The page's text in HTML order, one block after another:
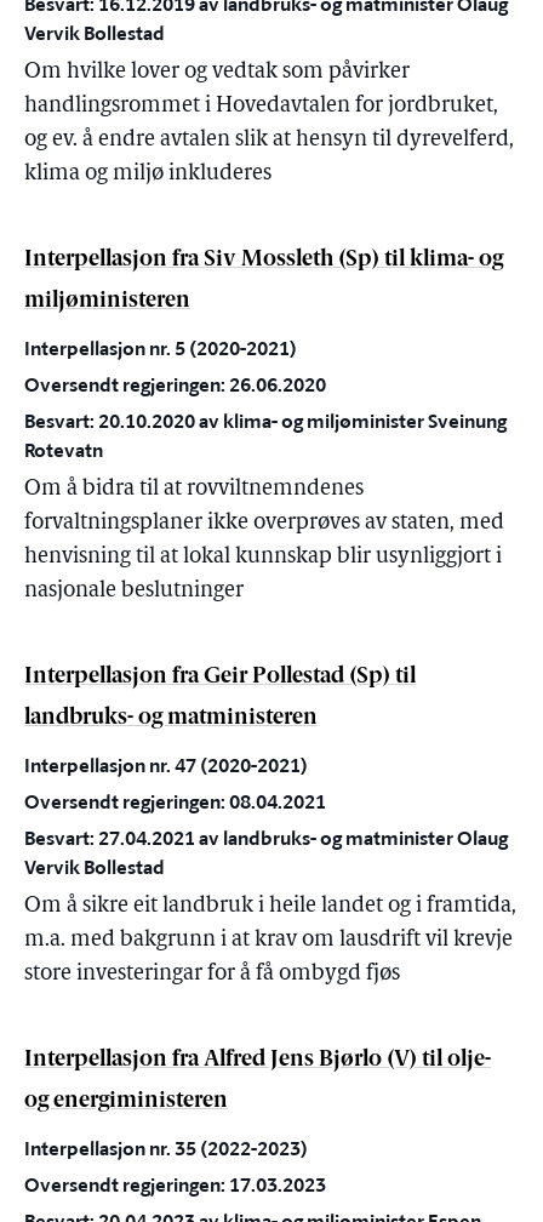
Vervik Bollestad
Om hvilke lover og vedtak som påvirker
handlingsrommet i Hovedavtalen for jordbruket,
og ev. å endre avtalen slik at hensyn til dyrevelferd,
klima og miljø inkluderes
Interpellasjon fra Siv Mossleth (Sp) til klima- og
miljøministeren
Interpellasjon nr. 5 (2020-2021)
Oversendt regjeringen: 26.06.2020
Besvart: 20.10.2020 av klima- og miljøminister Sveinung
Rotevatn
Om å bidra til at rovviltnemndenes
forvaltningsplaner ikke overprøves av staten, med
henvisning til at lokal kunnskap blir usynliggjort i
nasjonale beslutninger
Interpellasjon fra Geir Pollestad (Sp) til
landbruks- og matministeren
Interpellasjon nr. 47 (2020-2021)
Oversendt regjeringen: 08.04.2021
Besvart: 27.04.2021 av landbruks- og matminister Olaug
Vervik Bollestad
Om å sikre eit landbruk i heile landet og i framtida,
m.a. med bakgrunn i at krav om lausdrift vil krevje
store investeringar for å få ombygd fjøs
Interpellasjon fra Alfred Jens Bjørlo (V) til olje-
og energiministeren
Interpellasjon nr. 35 (2022-2023)
Oversendt regjeringen: 17.03.2023